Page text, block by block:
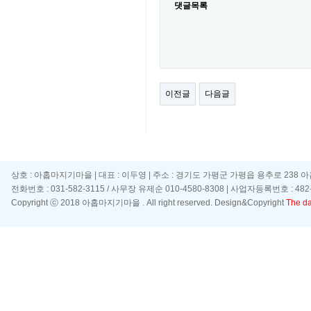
댓글목록
이전글 다음글
상호 : 아홉마지기마을 | 대표 : 이두영 | 주소 : 경기도 가평군 가평읍 용추로 238
전화번호 : 031-582-3115 / 사무장 유제순 010-4580-8308 | 사업자등록번호 :
Copyright ⓒ 2018 아홉마지기마을 . All right reserved. Design&CopyrightThe